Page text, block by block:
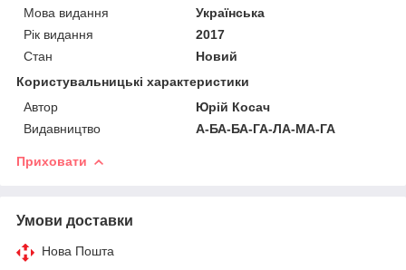
Мова видання
Українська
Рік видання
2017
Стан
Новий
Користувальницькі характеристики
Автор
Юрій Косач
Видавництво
А-БА-БА-ГА-ЛА-МА-ГА
Приховати
Умови доставки
Нова Пошта